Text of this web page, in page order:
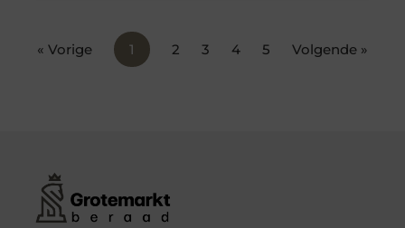
« Vorige 1 2 3 4 5 Volgende »